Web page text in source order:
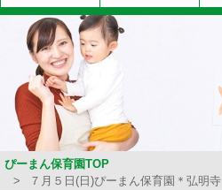
ぴーまん保育園TOP
７月５日(日)ぴーまん保育園＊弘明寺